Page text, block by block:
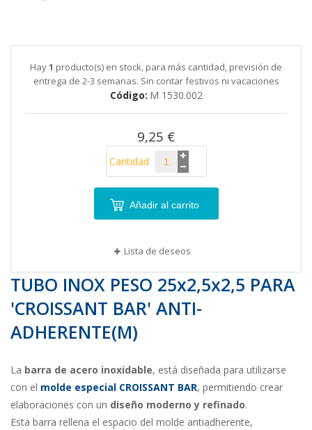
comienzo
galería
imágenes
Hay1 producto(s) en stock, para más cantidad, previsión de
entrega de 2-3 semanas. Sin contar festivos ni vacaciones
Código M 1530.002
9,25 €
Cantidad
Añadir al carrito
Lista de deseos
TUBO INOX PESO 25x2,5x2,5 PARA
'CROISSANT BAR' ANTI-
ADHERENTE(M)
La barra de acero inoxidable, está diseñada para utilizarse
con el molde especial CROISSANT BAR, permitiendo crear
elaboraciones con un diseño moderno y refinado.
Esta barra rellena el espacio del molde antiadherente,